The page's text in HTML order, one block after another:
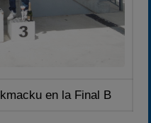
en la Final B